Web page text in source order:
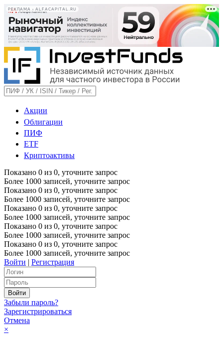
РЕКЛАМА • ALFACAPITAL.RU
Акции
Облигации
ПИФ
ETF
Криптоактивы
Показано 0 из 0, уточните запрос
Более 1000 записей, уточните запрос
Показано 0 из 0, уточните запрос
Более 1000 записей, уточните запрос
Показано 0 из 0, уточните запрос
Более 1000 записей, уточните запрос
Показано 0 из 0, уточните запрос
Более 1000 записей, уточните запрос
Показано 0 из 0, уточните запрос
Более 1000 записей, уточните запрос
Войти | Регистрация
Забыли пароль?
Зарегистрироваться
Отмена
×